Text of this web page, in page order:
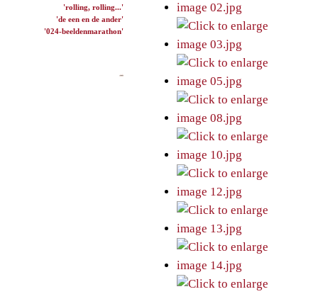
'rolling, rolling...'
'de een en de ander'
'024-beeldenmarathon'